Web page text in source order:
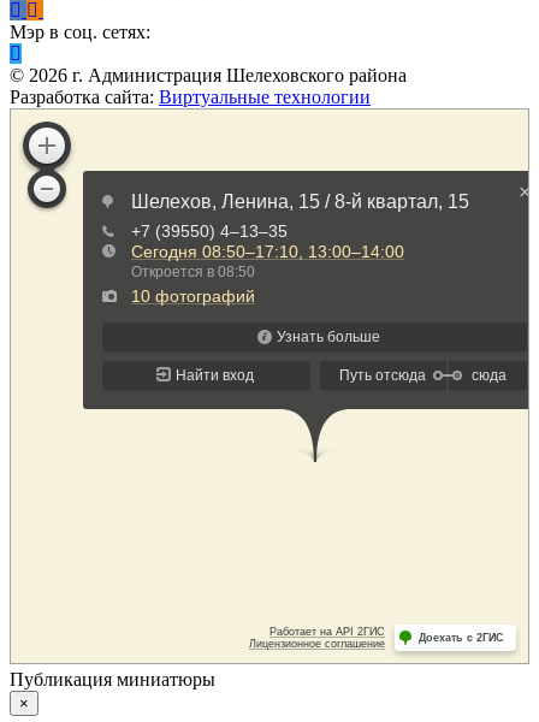
Мэр в соц. сетях:
© 2026 г. Администрация Шелеховского района
Разработка сайта: Виртуальные технологии
Публикация миниатюры
×